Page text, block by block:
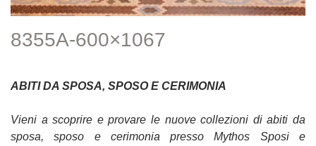
8355A-600×1067
ABITI DA SPOSA, SPOSO E CERIMONIA
Vieni a scoprire e provare le nuove collezioni di abiti da
sposa, sposo e cerimonia presso Mythos Sposi e